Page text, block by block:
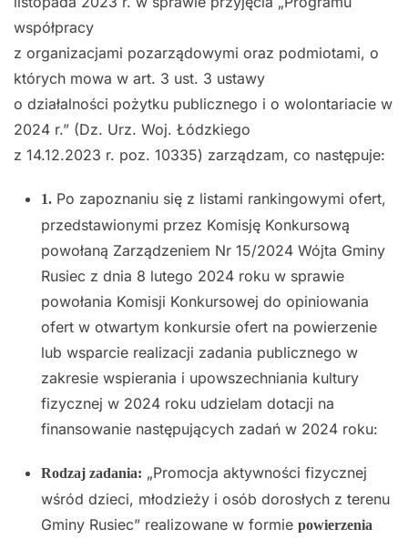
współpracy
z organizacjami pozarządowymi oraz podmiotami, o
których mowa w art. 3 ust. 3 ustawy
o działalności pożytku publicznego i o wolontariacie w
2024 r.” (Dz. Urz. Woj. Łódzkiego
z 14.12.2023 r. poz. 10335) zarządzam, co następuje:
1. Po zapoznaniu się z listami rankingowymi ofert,
przedstawionymi przez Komisję Konkursową
powołaną Zarządzeniem Nr 15/2024 Wójta Gminy
Rusiec z dnia 8 lutego 2024 roku w sprawie
powołania Komisji Konkursowej do opiniowania
ofert w otwartym konkursie ofert na powierzenie
lub wsparcie realizacji zadania publicznego w
zakresie wspierania i upowszechniania kultury
fizycznej w 2024 roku udzielam dotacji na
finansowanie następujących zadań w 2024 roku:
Rodzaj zadania: „Promocja aktywności fizycznej
wśród dzieci, młodzieży i osób dorosłych z terenu
Gminy Rusiec” realizowane w formie powierzenia